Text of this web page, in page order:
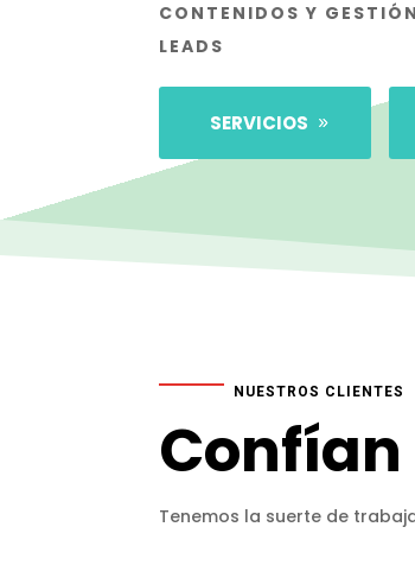
CONTENIDOS Y
LEADS
SERVICIOS
NUESTROS CLIENTES
Tenemos la suerte de